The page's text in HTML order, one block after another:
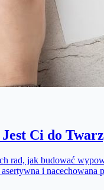
Ci do
rad, jak budować
i